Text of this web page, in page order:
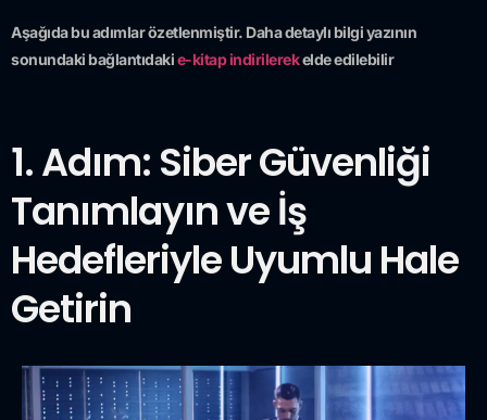
Aşağıda bu adımlar özetlenmiştir. Daha detaylı bilgi yazının
sonundaki bağlantıdakie-kitap indirilerekelde edilebilir
1. Adım: Siber Güvenliği
Tanımlayın ve İş
Hedefleriyle Uyumlu Hale
Getirin